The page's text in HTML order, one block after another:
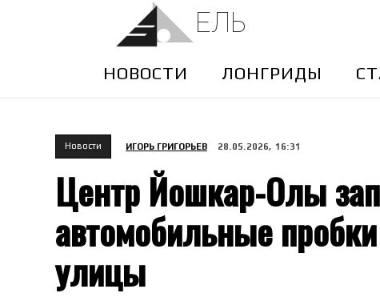
ЕЛЬ
НОВОСТИ ЛОНГРИДЫ
Новости ИГОРЬ ГРИГОРЬЕВ 28.05.2026, 16:31
Центр Йошкар-Олы
автомобильные
улицы